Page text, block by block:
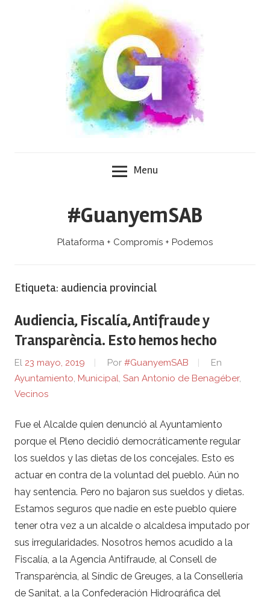
Menu
#GuanyemSAB
Plataforma + Compromís + Podemos
Etiqueta: audiencia provincial
Audiencia, Fiscalía, Antifraude y
Transparència. Esto hemos hecho
El 23 mayo, 2019 Por #GuanyemSAB
En
Ayuntamiento, Municipal, San Antonio de Benagéber,
Vecinos
Fue el Alcalde quien denunció al Ayuntamiento
porque el Pleno decidió democráticamente regular
los sueldos y las dietas de los concejales. Esto es
actuar en contra de la voluntad del pueblo. Aún no
hay sentencia. Pero no bajaron sus sueldos y dietas.
Estamos seguros que nadie en este pueblo quiere
tener otra vez a un alcalde o alcaldesa imputado por
sus irregularidades. Nosotros hemos acudido a la
Fiscalía, a la Agencia Antifraude, al Consell de
Transparència, al Síndic de Greuges, a la Consellería
de Sanitat, a la Confederación Hidrográfica del